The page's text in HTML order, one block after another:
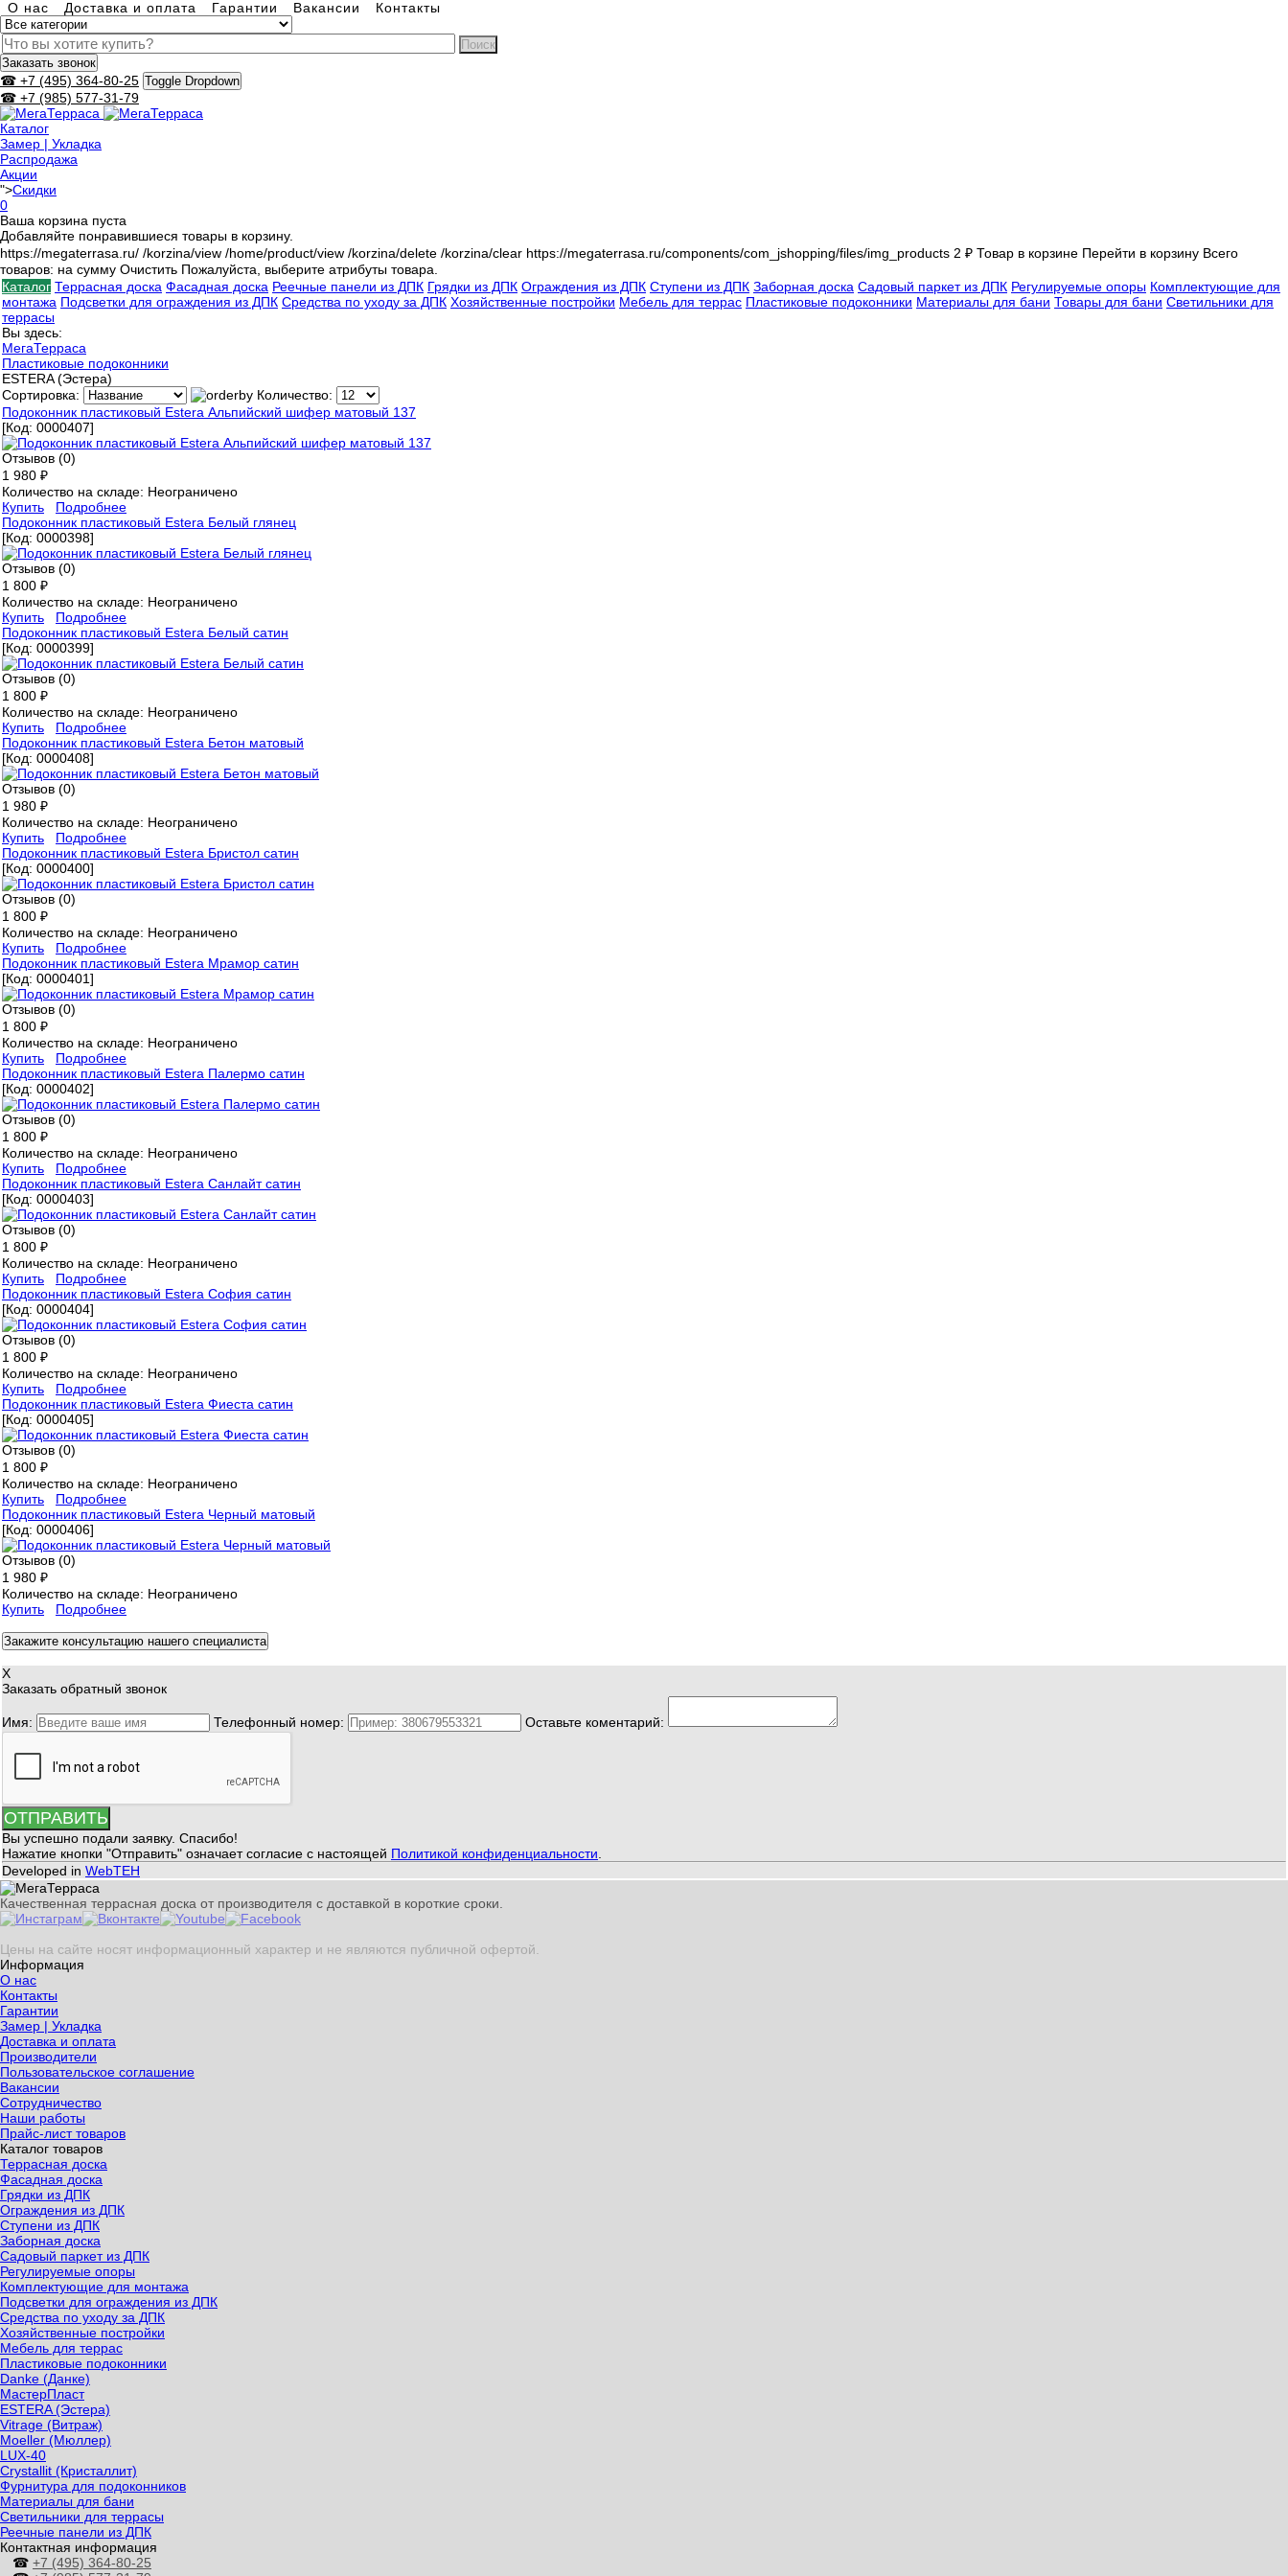
О нас Доставка и оплата Гарантии Вакансии Контакты
Поиск
Заказать звонок
☎ +7 (495) 364-80-25 Toggle Dropdown
☎ +7 (985) 577-31-79
Каталог
Замер | Укладка
Распродажа
Акции
">Скидки
0
Ваша корзина пуста
Добавляйте понравившиеся товары в корзину.
https://megaterrasa.ru/ /korzina/view /home/product/view /korzina/delete /korzina/clear https://megaterrasa.ru/components/com_jshopping/files/img_products 2 ₽ Товар в корзине Перейти в корзину Всего
товаров: на сумму Очистить Пожалуйста, выберите атрибуты товара.
Каталог Террасная доска Фасадная доска Реечные панели из ДПК Грядки из ДПК Ограждения из ДПК Ступени из ДПК Заборная доска Садовый паркет из ДПК Регулируемые опоры Комплектующие для
монтажа Подсветки для ограждения из ДПК Средства по уходу за ДПК Хозяйственные постройки Мебель для террас Пластиковые подоконники Материалы для бани Товары для бани Светильники для
террасы
Вы здесь:
МегаТерраса
Пластиковые подоконники
ESTERA (Эстера)
Сортировка:
Количество:
Подоконник пластиковый Estera Альпийский шифер матовый 137
[Код: 0000407]
Отзывов (0)
1 980 ₽
Количество на складе: Неограничено
Купить
Подробнее
Подоконник пластиковый Estera Белый глянец
[Код: 0000398]
Отзывов (0)
1 800 ₽
Количество на складе: Неограничено
Купить
Подробнее
Подоконник пластиковый Estera Белый сатин
[Код: 0000399]
Отзывов (0)
1 800 ₽
Количество на складе: Неограничено
Купить
Подробнее
Подоконник пластиковый Estera Бетон матовый
[Код: 0000408]
Отзывов (0)
1 980 ₽
Количество на складе: Неограничено
Купить
Подробнее
Подоконник пластиковый Estera Бристол сатин
[Код: 0000400]
Отзывов (0)
1 800 ₽
Количество на складе: Неограничено
Купить
Подробнее
Подоконник пластиковый Estera Мрамор сатин
[Код: 0000401]
Отзывов (0)
1 800 ₽
Количество на складе: Неограничено
Купить
Подробнее
Подоконник пластиковый Estera Палермо сатин
[Код: 0000402]
Отзывов (0)
1 800 ₽
Количество на складе: Неограничено
Купить
Подробнее
Подоконник пластиковый Estera Санлайт сатин
[Код: 0000403]
Отзывов (0)
1 800 ₽
Количество на складе: Неограничено
Купить
Подробнее
Подоконник пластиковый Estera София сатин
[Код: 0000404]
Отзывов (0)
1 800 ₽
Количество на складе: Неограничено
Купить
Подробнее
Подоконник пластиковый Estera Фиеста сатин
[Код: 0000405]
Отзывов (0)
1 800 ₽
Количество на складе: Неограничено
Купить
Подробнее
Подоконник пластиковый Estera Черный матовый
[Код: 0000406]
Отзывов (0)
1 980 ₽
Количество на складе: Неограничено
Купить
Подробнее
Закажите консультацию нашего специалиста
X
Заказать обратный звонок
Имя: Телефонный номер: Оставьте коментарий:
ОТПРАВИТЬ
Вы успешно подали заявку. Спасибо!
Нажатие кнопки "Отправить" означает согласие с настоящей Политикой конфиденциальности
Developed in WebTEH
Качественная террасная доска от производителя с доставкой в короткие сроки.
Цены на сайте носят информационный характер и не являются публичной офертой.
Информация
О нас
Контакты
Гарантии
Замер | Укладка
Доставка и оплата
Производители
Пользовательское соглашение
Вакансии
Сотрудничество
Наши работы
Прайс-лист товаров
Каталог товаров
Террасная доска
Фасадная доска
Грядки из ДПК
Ограждения из ДПК
Ступени из ДПК
Заборная доска
Садовый паркет из ДПК
Регулируемые опоры
Комплектующие для монтажа
Подсветки для ограждения из ДПК
Средства по уходу за ДПК
Хозяйственные постройки
Мебель для террас
Пластиковые подоконники
Danke (Данке)
МастерПласт
ESTERA (Эстера)
Vitrage (Витраж)
Moeller (Мюллер)
LUX-40
Crystallit (Кристаллит)
Фурнитура для подоконников
Материалы для бани
Светильники для террасы
Реечные панели из ДПК
Контактная информация
☎ +7 (495) 364-80-25